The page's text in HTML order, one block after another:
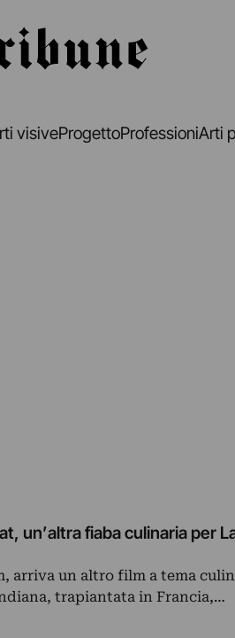
visiveProgettoProfessioniArti
un’altra fiaba culinaria per
arriva un altro film a tema
trapiantata in Francia,…